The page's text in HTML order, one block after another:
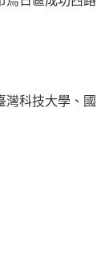
灣科技大學、國